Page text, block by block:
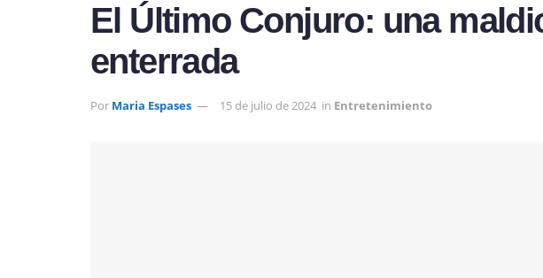
El Último Conjuro: una
enterrada
Por Maria Espases 15 de julio de 2024 in Entretenimiento